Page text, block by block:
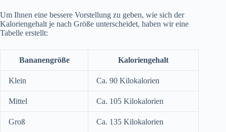
Um Ihnen eine bessere Vorstellung zu geben, wie sich der
Kaloriengehalt je nach Größe unterscheidet, haben wir eine
Tabelle erstellt:
Bananengröße Kaloriengehalt
Klein Ca. 90 Kilokalorien
Mittel Ca. 105 Kilokalorien
Groß
Ca. 135 Kilokalorien